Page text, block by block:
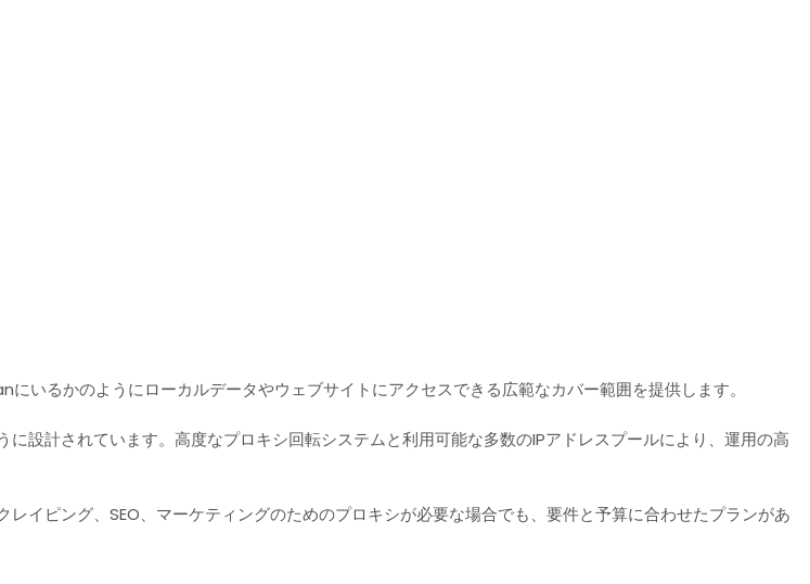
いるかのようにローカルデータやウェブサイトにアクセスできる広範なカバー範囲を提供します。
設計されています。高度なプロキシ回転システムと利用可能な多数のIPアドレスプールにより、運用の高
イピング、SEO、マーケティングのためのプロキシが必要な場合でも、要件と予算に合わせたプランがあ